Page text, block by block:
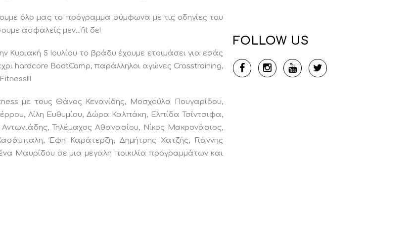
όλο μας το πρόγραμμα σύμφωνα με τις οδηγίες του
ασφαλείς μεν…fit δε!
Κυριακή 5 Ιουλίου το βράδυ έχουμε ετοιμάσει για εσάς
hardcore BootCamp, παράλληλοι αγώνες Crosstraining,
με τους Θάνος Κενανίδης, Μοσχούλα Πουγαρίδου,
Λίλη Ευθυμίου, Δώρα Καλπάκη, Ελπίδα Τσίντσιφα,
Τηλέμαχος Αθανασίου, Νίκος Μακρονάσιος,
Έφη Καράτερζη, Δημήτρης Χατζής, Γιάννης
Μαυρίδου σε μια μεγαλη ποικιλία προγραμμάτων και
FOLLOW US